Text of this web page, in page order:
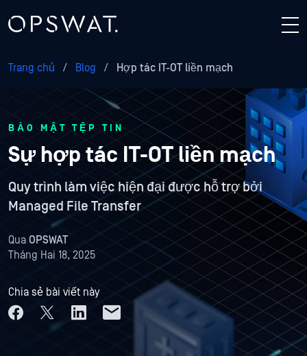
Trang chủ / Blog / Hợp tác IT-OT liền mạch
BẢO MẬT TỆP TIN
Sự hợp tác IT-OT liền mạch
Quy trình làm việc hiện đại được hỗ trợ bởi
Managed File Transfer
Qua OPSWAT
Tháng Hai 18, 2025
Chia sẻ bài viết này